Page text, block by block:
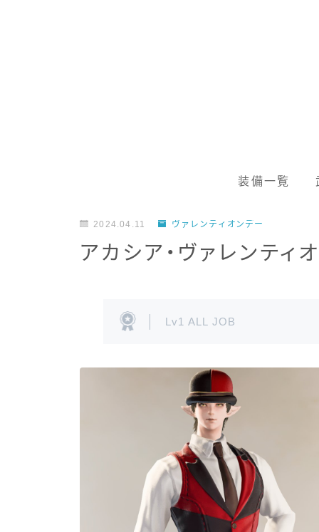
装備一覧
2024.04.11 ヴァレンティオンデー
アカシア・ヴァレンティ
Lv1 ALL JOB